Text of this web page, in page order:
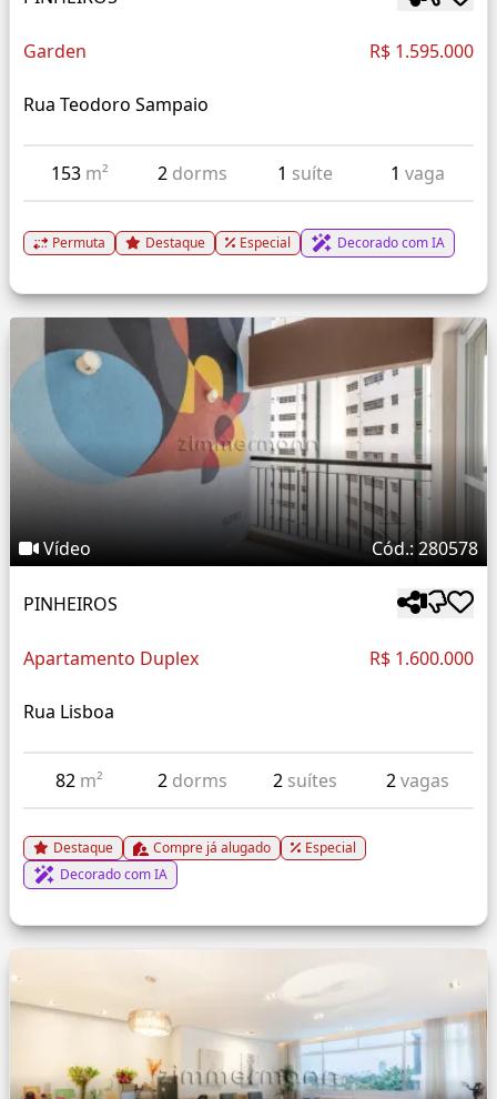
Garden R$ 1.595.000
Rua Teodoro Sampaio
153 m² 2 dorms 1 suíte 1 vaga
Permuta Destaque Especial Decorado com IA
Vídeo Cód.: 280578
PINHEIROS
Apartamento Duplex R$ 1.600.000
Rua Lisboa
82 m² 2 dorms 2 suítes 2vagas
Destaque Compre já alugado
Especial
Decorado com IA